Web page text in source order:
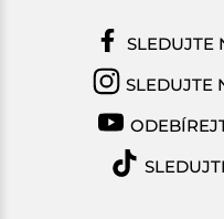
SLEDUJTE
SLEDUJTE